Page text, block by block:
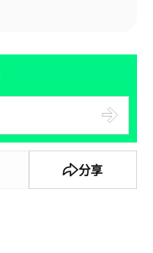
分享